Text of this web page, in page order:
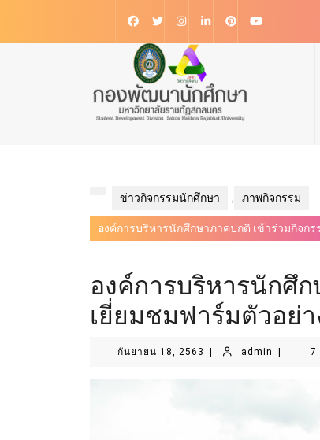
ข่าวกิจกรรมนักศึกษา , ภาพกิจกรรม
องค์การบริหารนักศึกษาภาคปกติ เข้าร่วมกิจก
องค์การบริหารนักศึ
เยี่ยมชมฟาร์มตัวอย่า
กันยายน 18, 2563 admin